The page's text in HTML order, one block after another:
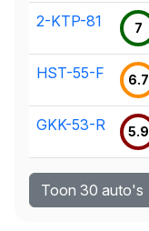
2-KTP-81 7
HST-55-F 6.7
GKK-53-R 5.9
Toon 30 auto's